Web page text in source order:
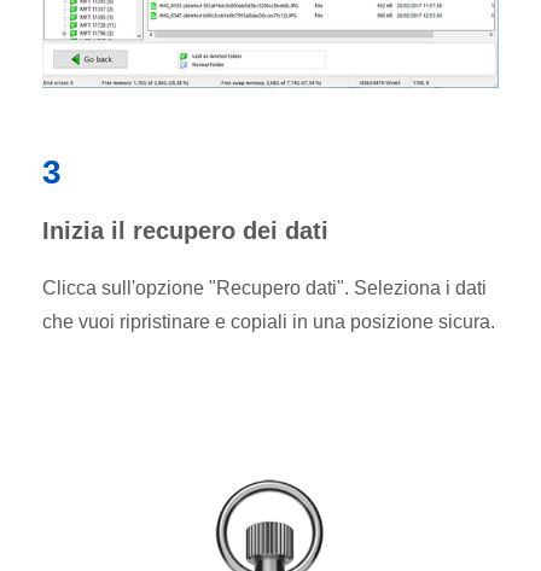
3
Inizia il recupero dei dati
Clicca sull'opzione "Recupero dati". Seleziona i dati
che vuoi ripristinare e copiali in una posizione sicura.